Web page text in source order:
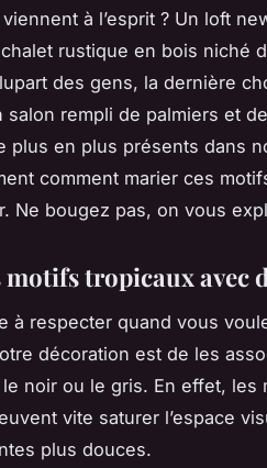
à l’esprit ? Un loft
rustique en bois niché
des gens, la dernière
salon rempli de palmiers et
plus en plus présents dans
comment marier ces
Ne bougez pas, on vous
motifs tropicaux avec
à respecter quand vous
décoration est de les
noir ou le gris. En effet,
vite saturer l’espace
plus douces.